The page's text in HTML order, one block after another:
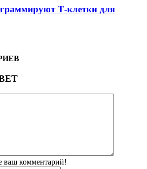
Т-клетки для
ваш комментарий!